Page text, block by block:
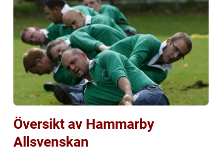
Översikt av Hammarby
Allsvenskan